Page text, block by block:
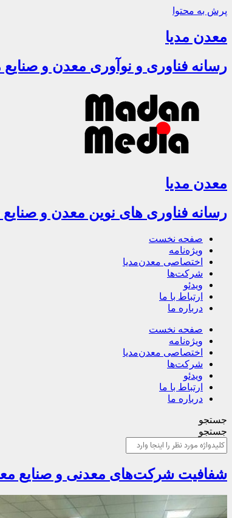
پرش به محتوا
معدن مدیا
رسانه فناوری و نوآوری معدن و
معدن مدیا
رسانه فناوری های نوین معدن و
صفحه نخست
ویژه‌نامه
اختصاصی معدن‌مدیا
شرکت‌ها
ویدئو
ارتباط با ما
درباره ما
صفحه نخست
ویژه‌نامه
اختصاصی معدن‌مدیا
شرکت‌ها
ویدئو
ارتباط با ما
درباره ما
جستجو
جستجو
شفافیت شرکت‌های معدنی و صنایع معدنی در نظام ارزی کشور/